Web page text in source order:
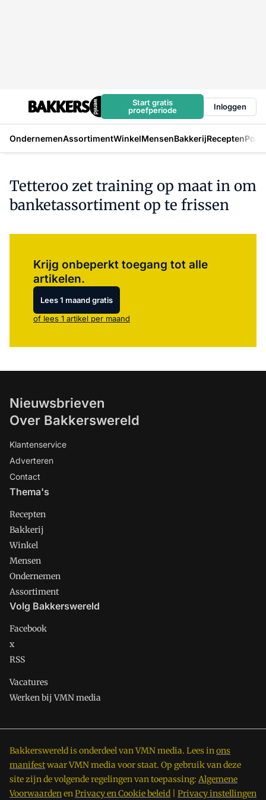
Start gratis
proefperiode
Inloggen
OndernemenAssortimentWinkelMensenBakkerijRecepten
Tetteroo zet training op maat in om
banketassortiment op te frissen
Krijg onbeperkt toegang tot alle
artikelen.
Lees 1 maand gratis
of lees 1 artikel per maand
Nieuwsbrieven
Over Bakkerswereld
Klantenservice
Adverteren
Contact
Thema's
Recepten
Bakkerij
Winkel
Mensen
Ondernemen
Assortiment
Volg Bakkerswereld
Facebook
x
RSS
Vacatures
Werken bij VMN media
Bakkerswereld is onderdeel van VMN media. Lees inons
manifestwaar VMN media voor staat. Op gebruik van deze
site zijn de volgende regelingen van toepassing: Algemene
VoorwaardenenPrivacy en Cookie beleid Privacy instellingen